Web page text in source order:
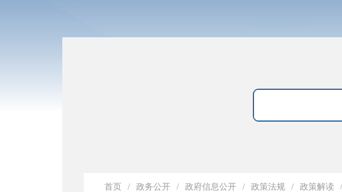
首页 / 政务公开 / 政府信息公开 / 政策法规 / 政策解读 /